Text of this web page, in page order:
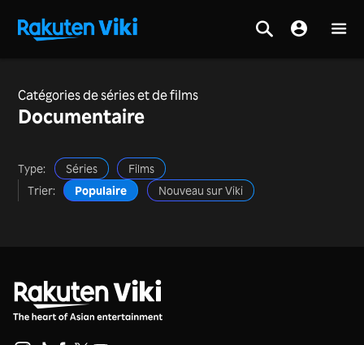
Catégories de séries et de films
Documentaire
Type: Séries
Films
Trier:
Populaire Nouveau sur Viki